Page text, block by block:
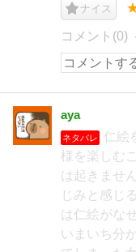
ナイス
コメント(0)
aya
ネタバレ
仁絵
様を楽しむ
は起きませ
じみと感じ
は仁絵がな
いまいち分